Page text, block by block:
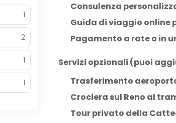
Consulenza
Guida di viaggio online
Pagamento a rate o in
Servizi opzionali (puoi
Trasferimento
Crociera sul Reno al
Tour privato della
1
2
1
1